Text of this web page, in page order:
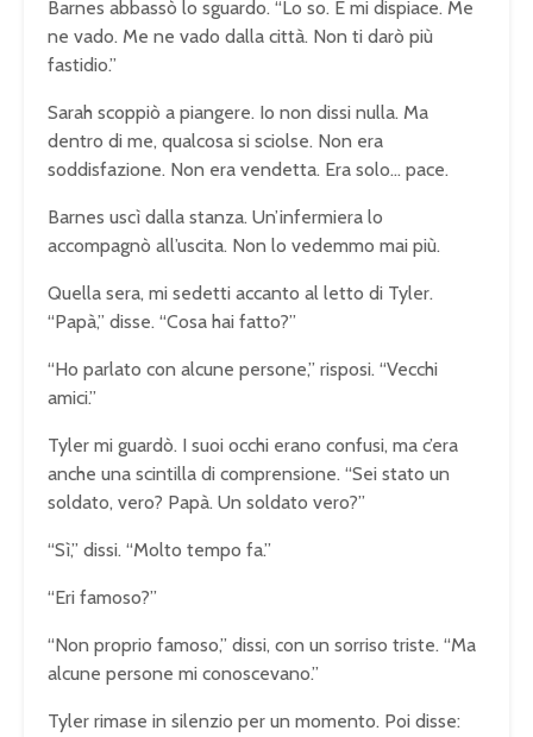
Barnes abbassò lo sguardo. “Lo so. E mi dispiace. Me
ne vado. Me ne vado dalla città. Non ti darò più
fastidio.”
Sarah scoppiò a piangere. Io non dissi nulla. Ma
dentro di me, qualcosa si sciolse. Non era
soddisfazione. Non era vendetta. Era solo… pace.
Barnes uscì dalla stanza. Un’infermiera lo
accompagnò all’uscita. Non lo vedemmo mai più.
Quella sera, mi sedetti accanto al letto di Tyler.
“Papà,” disse. “Cosa hai fatto?”
“Ho parlato con alcune persone,” risposi. “Vecchi
amici.”
Tyler mi guardò. I suoi occhi erano confusi, ma c’era
anche una scintilla di comprensione. “Sei stato un
soldato, vero? Papà. Un soldato vero?”
“Sì,” dissi. “Molto tempo fa.”
“Eri famoso?”
“Non proprio famoso,” dissi, con un sorriso triste. “Ma
alcune persone mi conoscevano.”
Tyler rimase in silenzio per un momento. Poi disse: